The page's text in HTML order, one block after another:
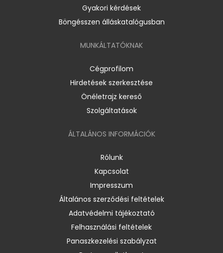
Gyakori kérdések
Böngésszen álláskatalógusban
MUNKÁLTATÓKNAK
Cégprofilom
Hirdetések szerkesztése
Önéletrajz kereső
Szolgáltatások
ÁLTALÁNOS INFORMÁCIÓK
Rólunk
Kapcsolat
Impresszum
Általános szerződési feltételek
Adatvédelmi tájékoztató
Felhasználási feltételek
Panaszkezelési szabályzat